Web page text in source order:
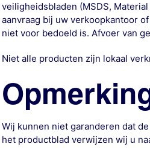
veiligheidsbladen (MSDS,
aanvraag bij uw verkoopkantoor
niet voor bedoeld is. Afvoer van
Niet alle producten zijn lokaal
Wij kunnen niet garanderen dat
het productblad verwijzen wij u